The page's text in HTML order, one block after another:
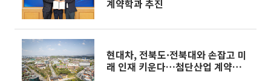
계약학과 추진
현대차, 전북도·전북대와 손잡고 미
래 인재 키운다…첨단산업 계약학과